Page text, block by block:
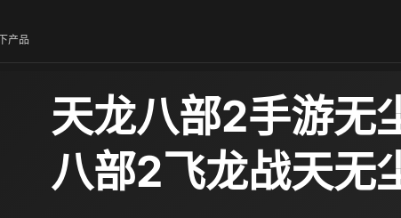
产品
天龙八部2手游无
八部2飞龙战天无